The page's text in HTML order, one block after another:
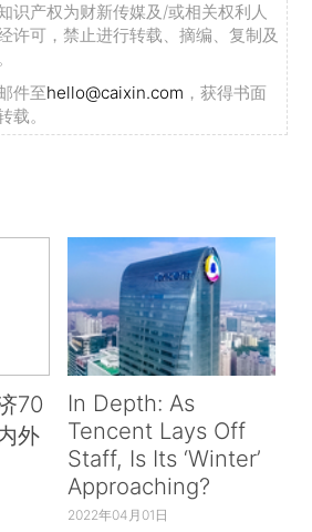
识产权为财新传媒及/或相关权利人
许可，禁止进行转载、摘编、复制及
件至hello@caixin.com ，获得书面
载。
70
外
In Depth: As
Tencent Lays Off
Staff, Is Its ‘Winter’
Approaching?
2022年04月01日